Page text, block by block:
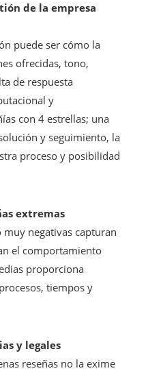
de la empresa
puede ser cómo la
ofrecidas, tono,
de respuesta
y
con 4 estrellas; una
y seguimiento, la
proceso y posibilidad
extremas
muy negativas capturan
el comportamiento
proporciona
tiempos y
y legales
reseñas no la exime